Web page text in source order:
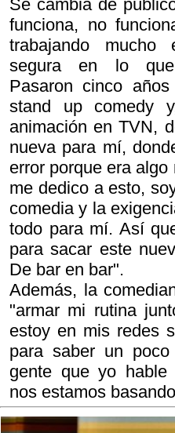
Se cambia de
funciona, no
trabajando
segura en lo que
Pasaron cinco
stand up comedy
animación en TVN,
nueva para mí,
error porque era
me dedico a esto,
comedia y la
todo para mí. Así
para sacar este
De bar en bar".
Además, la
"armar mi rutina
estoy en mis redes
para saber un
gente que yo
nos estamos